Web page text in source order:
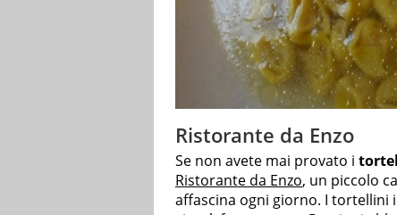
Ristorante da Enzo
Se non avete mai provato i
Ristorante da Enzo, un piccolo
affascina ogni giorno. I tortellini